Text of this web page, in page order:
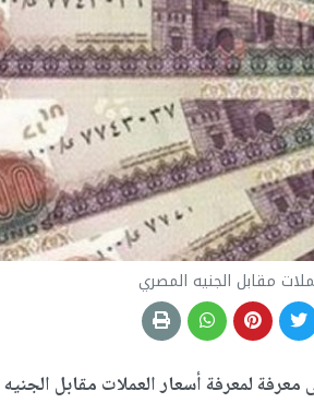
مقابل الجنيه المصري
لمعرفة أسعار العملات مقابل